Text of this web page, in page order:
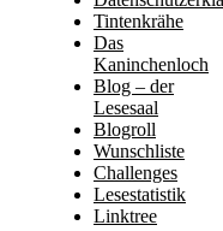
Tintenkrähe
Das
Kaninchenloch
Blog – der
Lesesaal
Blogroll
Wunschliste
Challenges
Lesestatistik
Linktree